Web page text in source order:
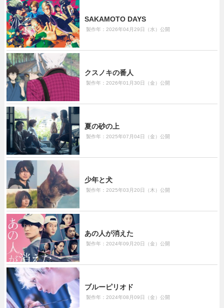
SAKAMOTO DAYS
製作年：2026年04月29日（水）公開
クスノキの番人
製作年：2026年01月30日（金）公開
夏の砂の上
製作年：2025年07月04日（金）公開
少年と犬
製作年：2025年03月20日（木）公開
あの人が消えた
製作年：2024年09月20日（金）公開
ブルーピリオド
製作年：2024年08月09日（金）公開